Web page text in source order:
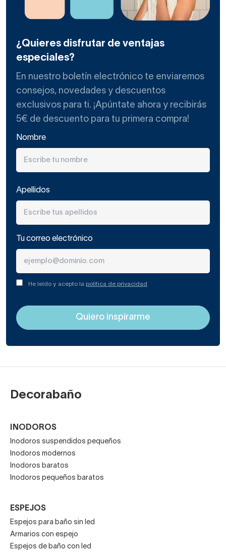
¿Quieres disfrutar de ventajas
especiales?
En nuestro boletín electrónico te enviaremos
consejos, novedades y descuentos
exclusivos para ti. ¡Apúntate ahora y recibirás
5€ de descuento para tu primera compra!
Nombre
Apellidos
Tu correo electrónico
He leído y acepto la política de privacidad
Decorabaño
INODOROS
Inodoros suspendidos pequeños
Inodoros modernos
Inodoros baratos
Inodoros pequeños baratos
ESPEJOS
Espejos para baño sin led
Armarios con espejo
Espejos de baño con led